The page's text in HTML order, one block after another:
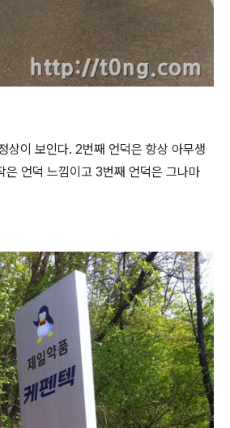
상이 보인다. 2번째 언덕은 항상 아무생
은 언덕 느낌이고 3번째 언덕은 그나마